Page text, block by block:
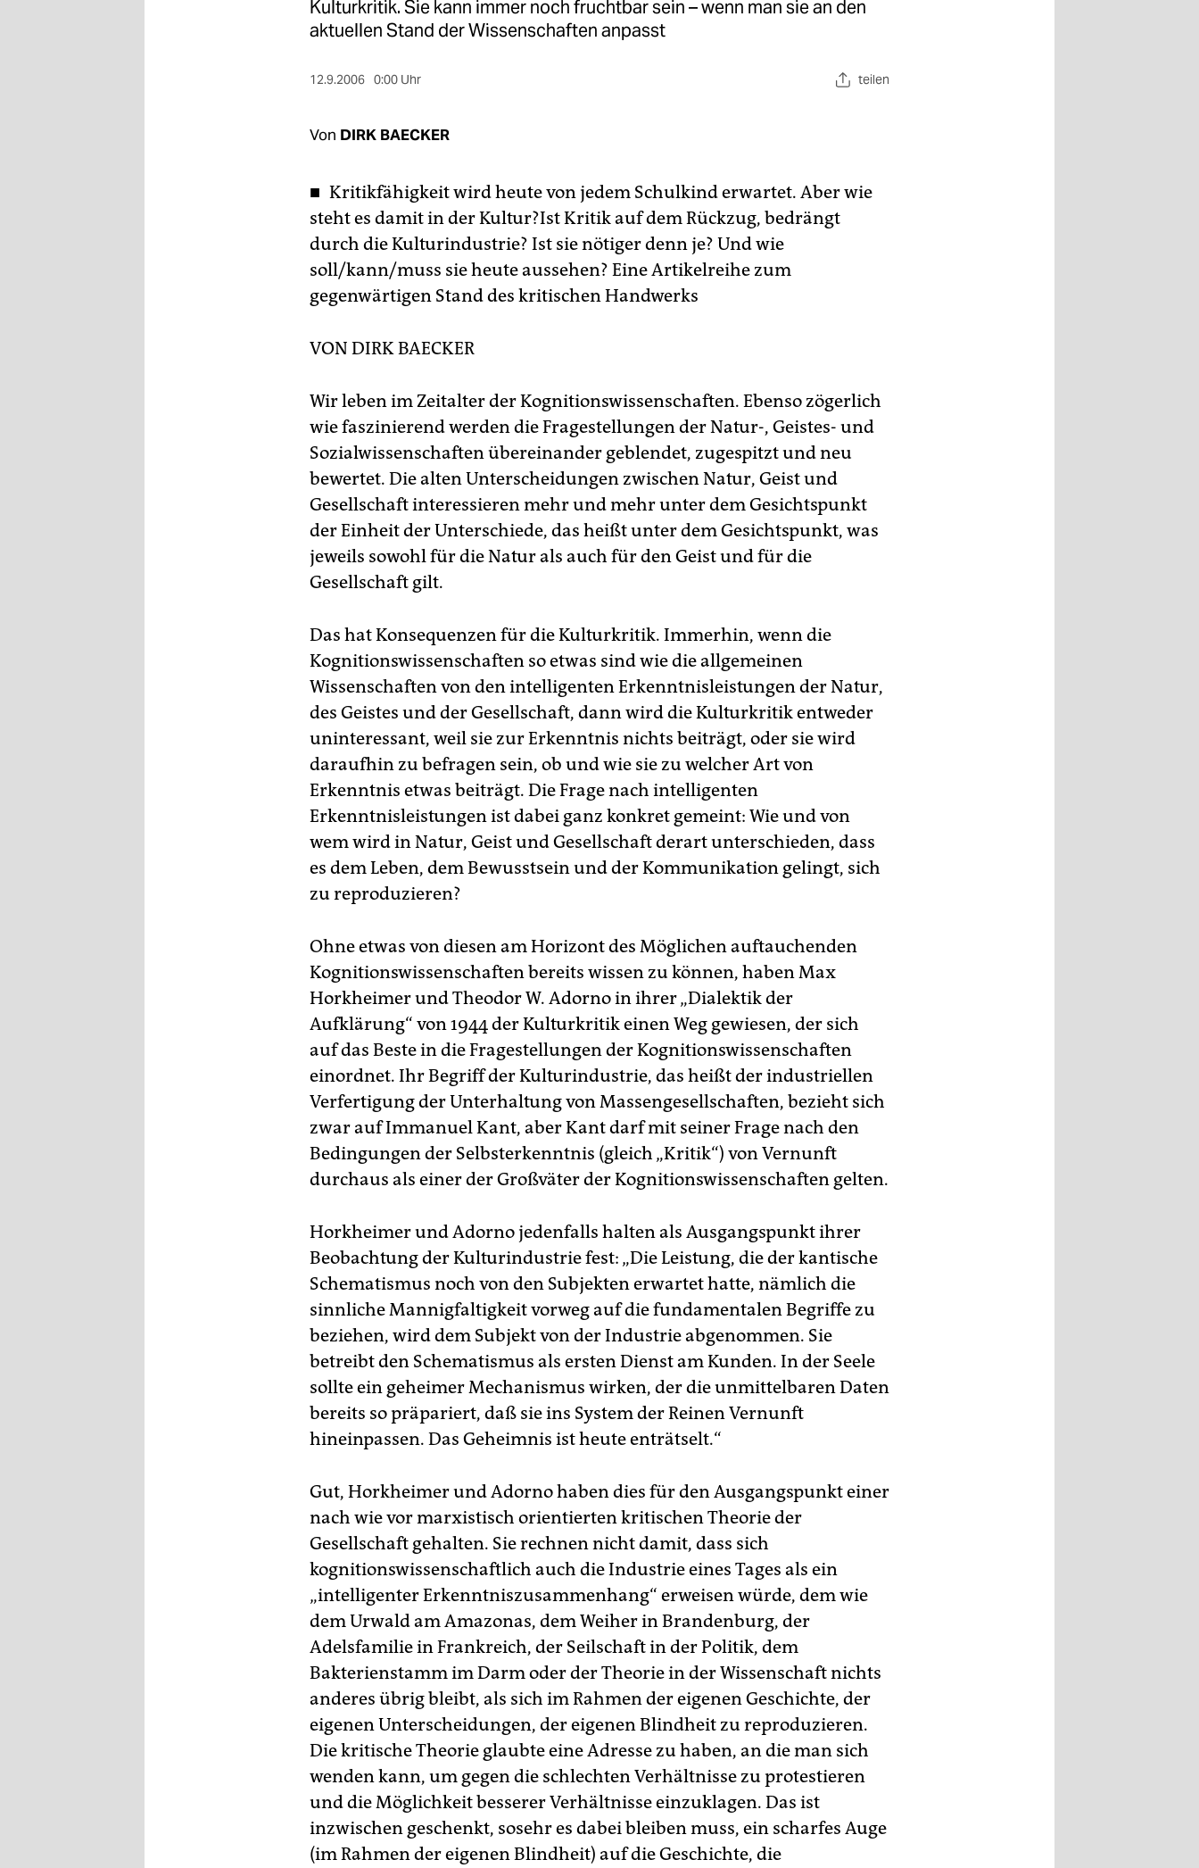
Kulturkritik. Sie kann immer noch fruchtbar sein – wenn man sie an den
aktuellen Stand der Wissenschaften anpasst
12.9.2006 0:00 Uhr teilen
Von DIRK BAECKER
■ Kritikfähigkeit wird heute von jedem Schulkind erwartet. Aber wie
steht es damit in der Kultur?Ist Kritik auf dem Rückzug, bedrängt
durch die Kulturindustrie? Ist sie nötiger denn je? Und wie
soll/kann/muss sie heute aussehen? Eine Artikelreihe zum
gegenwärtigen Stand des kritischen Handwerks
VON DIRK BAECKER
Wir leben im Zeitalter der Kognitionswissenschaften. Ebenso zögerlich
wie faszinierend werden die Fragestellungen der Natur-, Geistes- und
Sozialwissenschaften übereinander geblendet, zugespitzt und neu
bewertet. Die alten Unterscheidungen zwischen Natur, Geist und
Gesellschaft interessieren mehr und mehr unter dem Gesichtspunkt
der Einheit der Unterschiede, das heißt unter dem Gesichtspunkt, was
jeweils sowohl für die Natur als auch für den Geist und für die
Gesellschaft gilt.
Das hat Konsequenzen für die Kulturkritik. Immerhin, wenn die
Kognitionswissenschaften so etwas sind wie die allgemeinen
Wissenschaften von den intelligenten Erkenntnisleistungen der Natur,
des Geistes und der Gesellschaft, dann wird die Kulturkritik entweder
uninteressant, weil sie zur Erkenntnis nichts beiträgt, oder sie wird
daraufhin zu befragen sein, ob und wie sie zu welcher Art von
Erkenntnis etwas beiträgt. Die Frage nach intelligenten
Erkenntnisleistungen ist dabei ganz konkret gemeint: Wie und von
wem wird in Natur, Geist und Gesellschaft derart unterschieden, dass
es dem Leben, dem Bewusstsein und der Kommunikation gelingt, sich
zu reproduzieren?
Ohne etwas von diesen am Horizont des Möglichen auftauchenden
Kognitionswissenschaften bereits wissen zu können, haben Max
Horkheimer und Theodor W. Adorno in ihrer „Dialektik der
Aufklärung“ von 1944 der Kulturkritik einen Weg gewiesen, der sich
auf das Beste in die Fragestellungen der Kognitionswissenschaften
einordnet. Ihr Begriff der Kulturindustrie, das heißt der industriellen
Verfertigung der Unterhaltung von Massengesellschaften, bezieht sich
zwar auf Immanuel Kant, aber Kant darf mit seiner Frage nach den
Bedingungen der Selbsterkenntnis (gleich „Kritik“) von Vernunft
durchaus als einer der Großväter der Kognitionswissenschaften gelten.
Horkheimer und Adorno jedenfalls halten als Ausgangspunkt ihrer
Beobachtung der Kulturindustrie fest: „Die Leistung, die der kantische
Schematismus noch von den Subjekten erwartet hatte, nämlich die
sinnliche Mannigfaltigkeit vorweg auf die fundamentalen Begriffe zu
beziehen, wird dem Subjekt von der Industrie abgenommen. Sie
betreibt den Schematismus als ersten Dienst am Kunden. In der Seele
sollte ein geheimer Mechanismus wirken, der die unmittelbaren Daten
bereits so präpariert, daß sie ins System der Reinen Vernunft
hineinpassen. Das Geheimnis ist heute enträtselt.“
Gut, Horkheimer und Adorno haben dies für den Ausgangspunkt einer
nach wie vor marxistisch orientierten kritischen Theorie der
Gesellschaft gehalten. Sie rechnen nicht damit, dass sich
kognitionswissenschaftlich auch die Industrie eines Tages als ein
„intelligenter Erkenntniszusammenhang“ erweisen würde, dem wie
dem Urwald am Amazonas, dem Weiher in Brandenburg, der
Adelsfamilie in Frankreich, der Seilschaft in der Politik, dem
Bakterienstamm im Darm oder der Theorie in der Wissenschaft nichts
anderes übrig bleibt, als sich im Rahmen der eigenen Geschichte, der
eigenen Unterscheidungen, der eigenen Blindheit zu reproduzieren.
Die kritische Theorie glaubte eine Adresse zu haben, an die man sich
wenden kann, um gegen die schlechten Verhältnisse zu protestieren
und die Möglichkeit besserer Verhältnisse einzuklagen. Das ist
inzwischen geschenkt, sosehr es dabei bleiben muss, ein scharfes Auge
(im Rahmen der eigenen Blindheit) auf die Geschichte, die